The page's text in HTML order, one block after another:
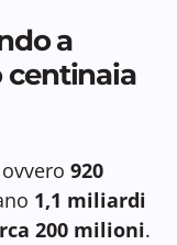
a
centinaia
920
1,1 miliardi
200 milioni.